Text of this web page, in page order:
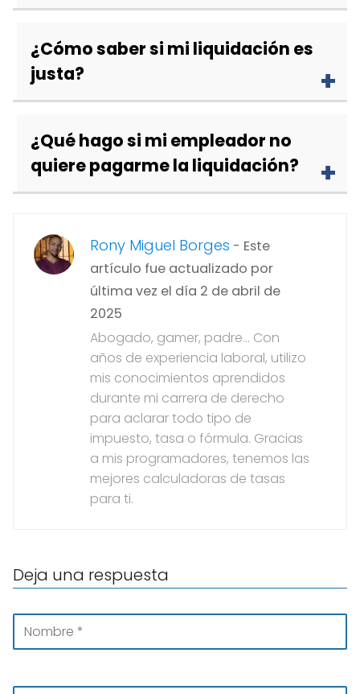
¿Cómo saber si mi liquidación es
justa?
¿Qué hago si mi empleador no
quiere pagarme la liquidación?
Rony Miguel Borges - Este
artículo fue actualizado por
última vez el día 2 de abril de
2025
Abogado, gamer, padre... Con
años de experiencia laboral, utilizo
mis conocimientos aprendidos
durante mi carrera de derecho
para aclarar todo tipo de
impuesto, tasa o fórmula. Gracias
a mis programadores, tenemos las
mejores calculadoras de tasas
para ti.
Deja una respuesta